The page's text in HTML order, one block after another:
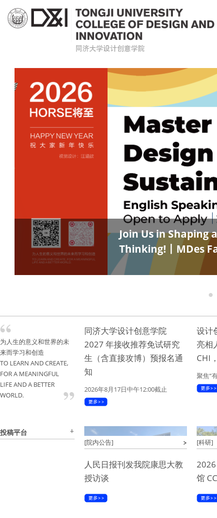
Join Us in Shaping
Thinking!丨MDes
1
为人生的意义和世界的未
来而学习和创造
TO LEARN AND CREATE,
FOR A MEANINGFUL
LIFE AND A BETTER
WORLD.
投稿平台
同济大学设计创意学院
2027 年接收推荐免试研究
生（含直接攻博）预报名通
知
2026年8月17日中午12:00截止
[院内公告]
设计
亮相
CHI
聚焦“
[科研]
人民日报刊发我院康思大教
授访谈
馆